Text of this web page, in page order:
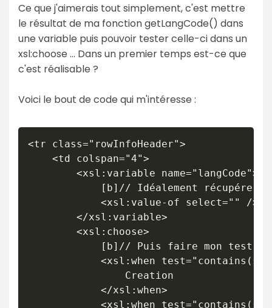
Ce que j'aimerais tout simplement, c'est mettre
le résultat de ma fonction getLangCode() dans
une variable puis pouvoir tester celle-ci dans un
xsl:choose ... Dans un premier temps est-ce que
c'est réalisable ?
Voici le bout de code qui m'intéresse :
<tr class="rowInfoHeader">